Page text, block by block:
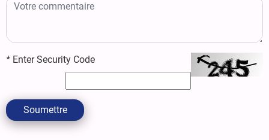
* Enter Security Code
Soumettre